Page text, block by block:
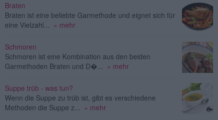
Braten
Braten ist eine beliebte Garmethode und eignet sich für
eine Vielzahl... » mehr
Schmoren
Schmoren ist eine Kombination aus den beiden
Garmethoden Braten und D�... » mehr
Suppe trüb - was tun?
Wenn die Suppe zu trüb ist, gibt es verschiedene
Methoden die Suppe z... » mehr